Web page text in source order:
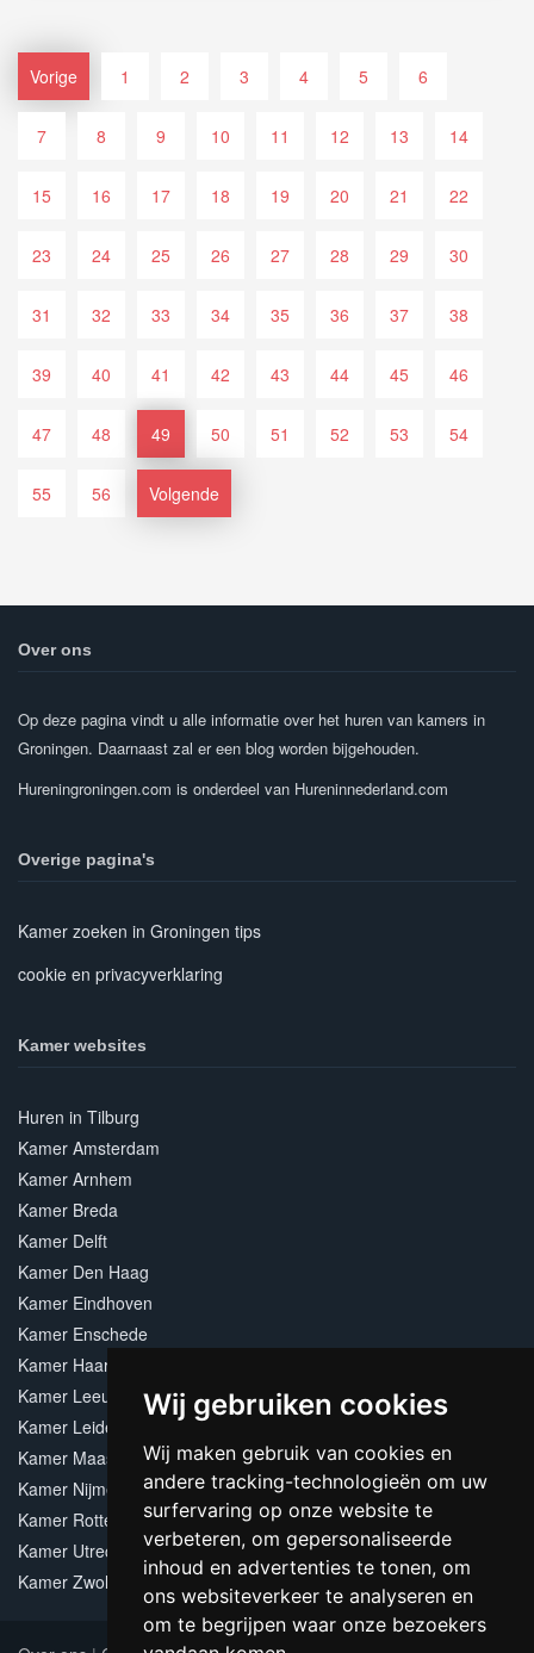
Wij gebruiken cookies
Wij maken gebruik van cookies en
andere tracking-technologieën om uw
surfervaring op onze website te
verbeteren, om gepersonaliseerde
inhoud en advertenties te tonen, om
ons websiteverkeer te analyseren en
om te begrijpen waar onze bezoekers
Vorige 1 2 3 4 5 6
7 8 9 10 11 12 13 14
15 16 17 18 19 20 21 22
23 24 25 26 27 28 29 30
31 32 33 34 35 36 37 38
39 40 41 42 43 44 45 46
47 48 49 50 51 52 53 54
55 56 Volgende
Over ons
Op deze pagina vindt u alle informatie over het huren van kamers in
Groningen. Daarnaast zal er een blog worden bijgehouden.
Hureningroningen.com is onderdeel van Hureninnederland.com
Overige pagina's
Kamer zoeken in Groningen tips
cookie en privacyverklaring
Kamer websites
Huren in Tilburg
Kamer Amsterdam
Kamer Arnhem
Kamer Breda
Kamer Delft
Kamer Den Haag
Kamer Eindhoven
Kamer Enschede
Kamer Haarlem
Kamer Leeuwarden
Kamer Leiden
Kamer Maastricht
Kamer Nijmegen
Kamer Rotterdam
Kamer Utrecht
Kamer Zwolle